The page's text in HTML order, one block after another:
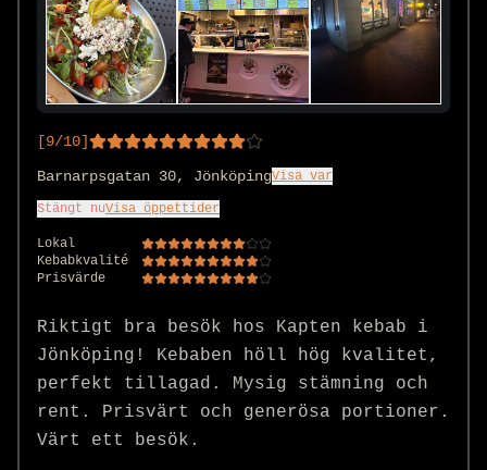
[9/10]
Barnarpsgatan 30, JönköpingVisa var
Stängt nuVisa öppettider
Lokal
Kebabkvalité
Prisvärde
Riktigt bra besök hos Kapten kebab i
Jönköping! Kebaben höll hög kvalitet,
perfekt tillagad. Mysig stämning och
rent. Prisvärt och generösa portioner.
Värt ett besök.